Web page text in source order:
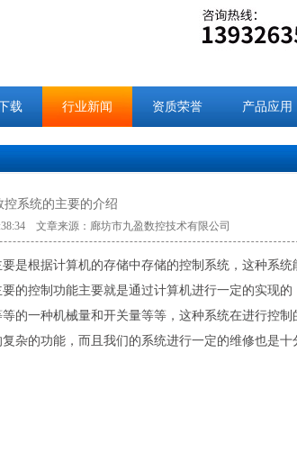
载 行业新闻 资质荣誉 产品应用
控系统的主要的介绍
文章来源：廊坊市九盈数控技术有限公司
是根据计算机的存储中存储的控制系统，这种系统
的控制功能主要就是通过计算机进行一定的实现的
的一种机械量和开关量等等，这种系统在进行控制
杂的功能，而且我们的系统进行一定的维修也是十